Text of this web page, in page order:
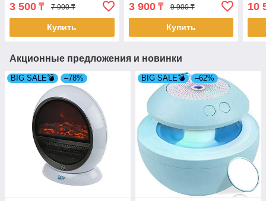
3 500 ₸ 7 900 ₸
Купить
3 900₸ 9 900 ₸
Купить
10
Акционные предложения и новинки
BIG SALE💣 –78% BIG SALE💣 –62%